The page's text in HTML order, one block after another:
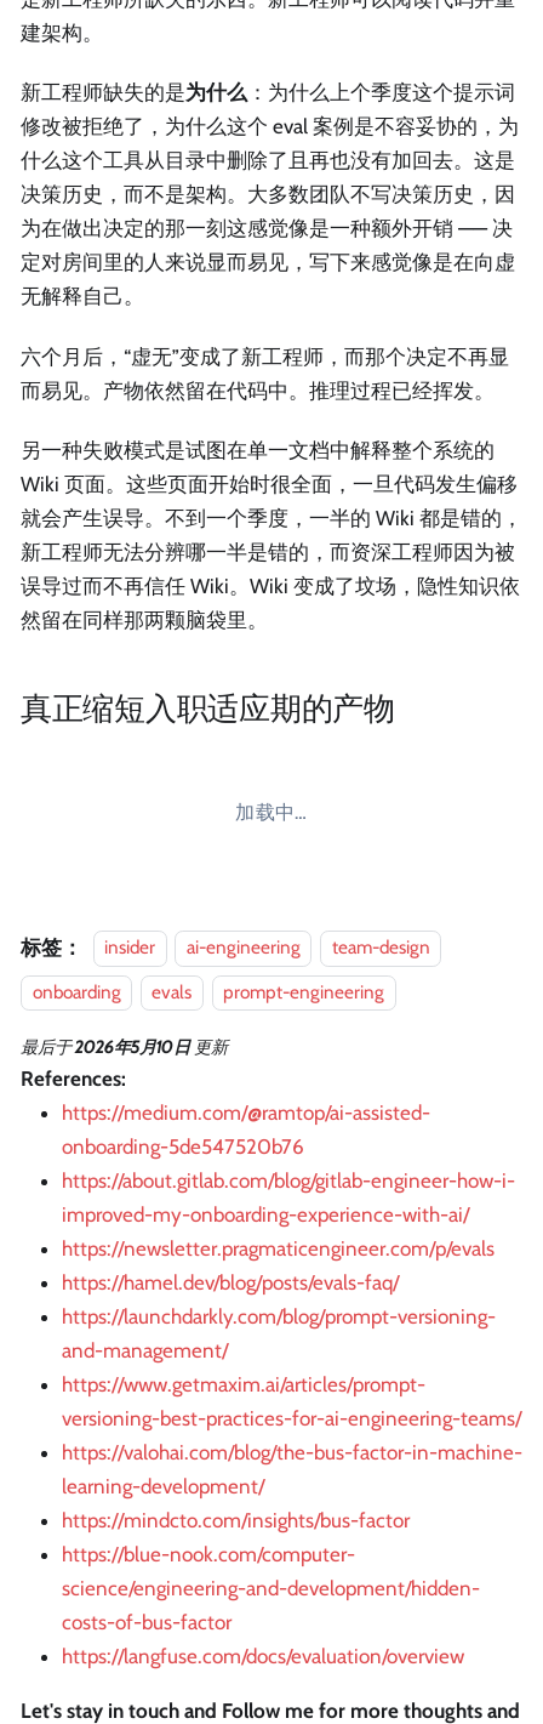
建架构。
新工程师缺失的是为什么 ：为什么上个季度这个提示词
修改被拒绝了，为什么这个 eval 案例是不容妥协的，为
什么这个工具从目录中删除了且再也没有加回去。这是
决策历史，而不是架构。大多数团队不写决策历史，因
为在做出决定的那一刻这感觉像是一种额外开销 —— 决
定对房间里的人来说显而易见，写下来感觉像是在向虚
无解释自己。
六个月后，“虚无”变成了新工程师，而那个决定不再显
而易见。产物依然留在代码中。推理过程已经挥发。
另一种失败模式是试图在单一文档中解释整个系统的
Wiki 页面。这些页面开始时很全面，一旦代码发生偏移
就会产生误导。不到一个季度，一半的 Wiki 都是错的，
新工程师无法分辨哪一半是错的，而资深工程师因为被
误导过而不再信任 Wiki。Wiki 变成了坟场，隐性知识依
然留在同样那两颗脑袋里。
真正缩短入职适应期的产物
加载中…
标签： insider ai-engineering
team-design
onboarding
evals prompt-engineering
最后于2026年5月10日 更新
References:
https://medium.com/@ramtop/ai-assisted-
onboarding-5de547520b76
https://about.gitlab.com/blog/gitlab-engineer-how-i-
improved-my-onboarding-experience-with-ai/
https://newsletter.pragmaticengineer.com/p/evals
https://hamel.dev/blog/posts/evals-faq/
https://launchdarkly.com/blog/prompt-versioning-
and-management/
https://www.getmaxim.ai/articles/prompt-
versioning-best-practices-for-ai-engineering-teams/
https://valohai.com/blog/the-bus-factor-in-machine-
learning-development/
https://mindcto.com/insights/bus-factor
https://blue-nook.com/computer-
science/engineering-and-development/hidden-
costs-of-bus-factor
https://langfuse.com/docs/evaluation/overview
Let's stay in touch and Follow me for more thoughts and